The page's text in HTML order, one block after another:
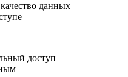
данных
доступ